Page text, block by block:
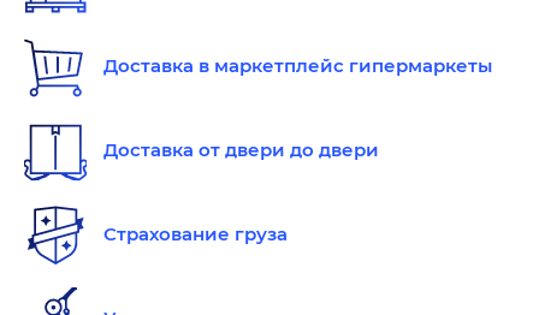
Доставка в маркетплейс гипермаркеты
Доставка от двери до двери
Страхование груза